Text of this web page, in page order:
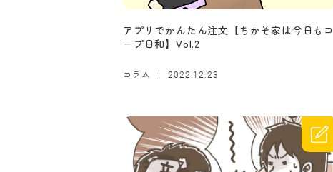
アプリでかんたん注文【ちかそ家は今日もコ
ープ日和】Vol.2
コラム 2022.12.23